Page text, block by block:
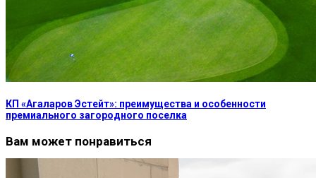
КП «Агаларов Эстейт»: преимущества и особенности
премиального загородного поселка
Вам может понравиться